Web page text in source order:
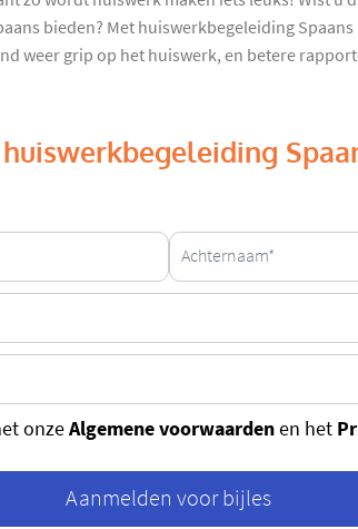
bieden? Met huiswerkbegeleiding Spaans
weer grip op het huiswerk, en betere
onzeAlgemene voorwaardenen het
Aanmelden voor bijles